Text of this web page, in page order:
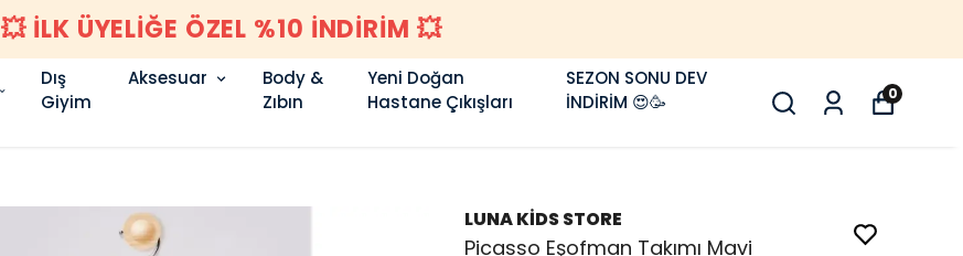
💥 İLK ÜYELİĞE ÖZEL %10 İNDİRİM 💥
Dış
Giyim
Aksesuar
Body &
Zıbın
Yeni Doğan
Hastane Çıkışları
SEZON SONU DEV
İNDİRİM 😍🥳
0
LUNA KİDS STORE
Picasso Eşofman Takımı Mavi